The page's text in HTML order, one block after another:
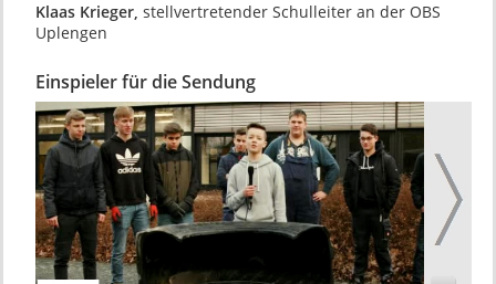
Klaas Krieger, stellvertretender Schulleiter an der OBS
Uplengen
Einspieler für die Sendung